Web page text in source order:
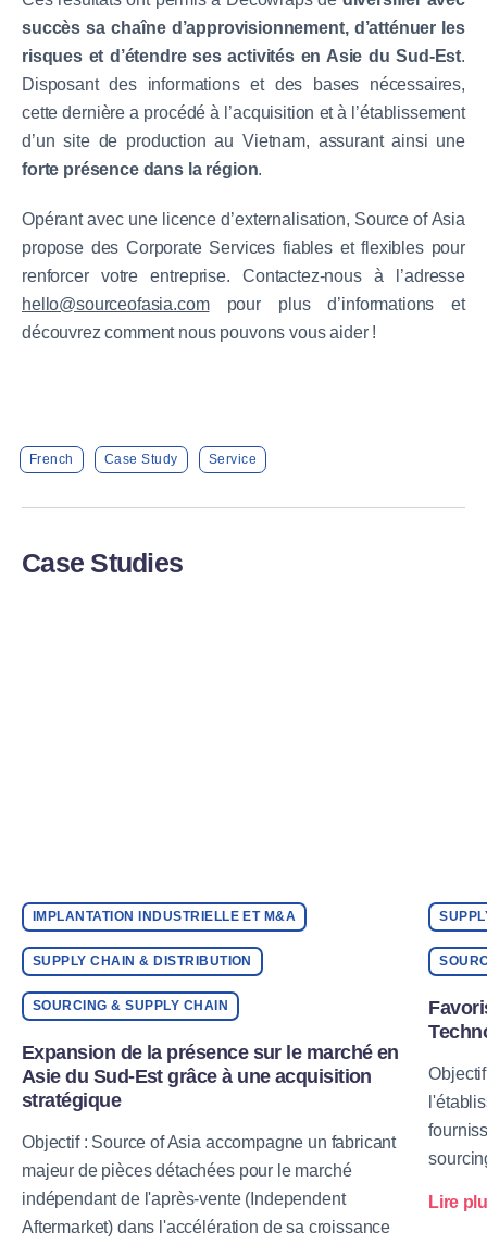
succès sa chaîne d’approvisionnement, d’atténuer les
risques et d’étendre ses activités en Asie du Sud-Est.
Disposant des informations et des bases nécessaires,
cette dernière a procédé à l’acquisition et à l’établissement
d’un site de production au Vietnam, assurant ainsi une
forte présence dans la région.
Opérant avec une licence d’externalisation, Source of Asia
propose des Corporate Services fiables et flexibles pour
renforcer votre entreprise. Contactez-nous à l’adresse
hello@sourceofasia.compour plus d’informations et
découvrez comment nous pouvons vous aider !
French Case Study Service
Case Studies
IMPLANTATION INDUSTRIELLE ET M&A
SUPPLY CHAIN & DISTRIBUTION
SOURCING & SUPPLY CHAIN
Expansion de la présence sur le marché en
Asie du Sud-Est grâce à une acquisition
stratégique
Objectif : Source of Asia accompagne un fabricant
majeur de pièces détachées pour le marché
indépendant de l'après-vente (Independent
Aftermarket) dans l'accélération de sa croissance
Lire